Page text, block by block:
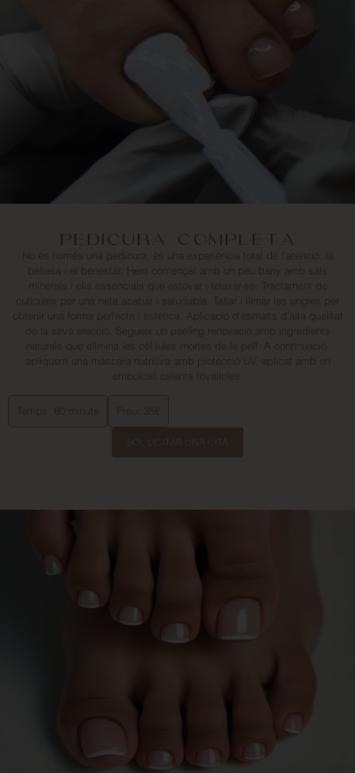
PEDICURA COMPLETA
No és només una pedicura, és una experiència total de l'atenció, la
bellesa i el benestar. Hem començat amb un peu bany amb sals
minerals i olis essencials que estovar i relaxar-se. Tractament de
cutícules per una neta acabar i saludable. Tallar i llimar les ungles per
obtenir una forma perfecta i estètica. Aplicació d'esmalts d'alta qualitat
de la seva elecció. Segueix un peeling renovació amb ingredients
naturals que elimina les cèl·lules mortes de la pell. A continuació,
apliquem una màscara nutritiva amb protecció UV, aplicat amb un
embolcall calenta tovalloles.
Temps: 60 minuts Preu: 35€
SOL·LICITAR UNA CITA